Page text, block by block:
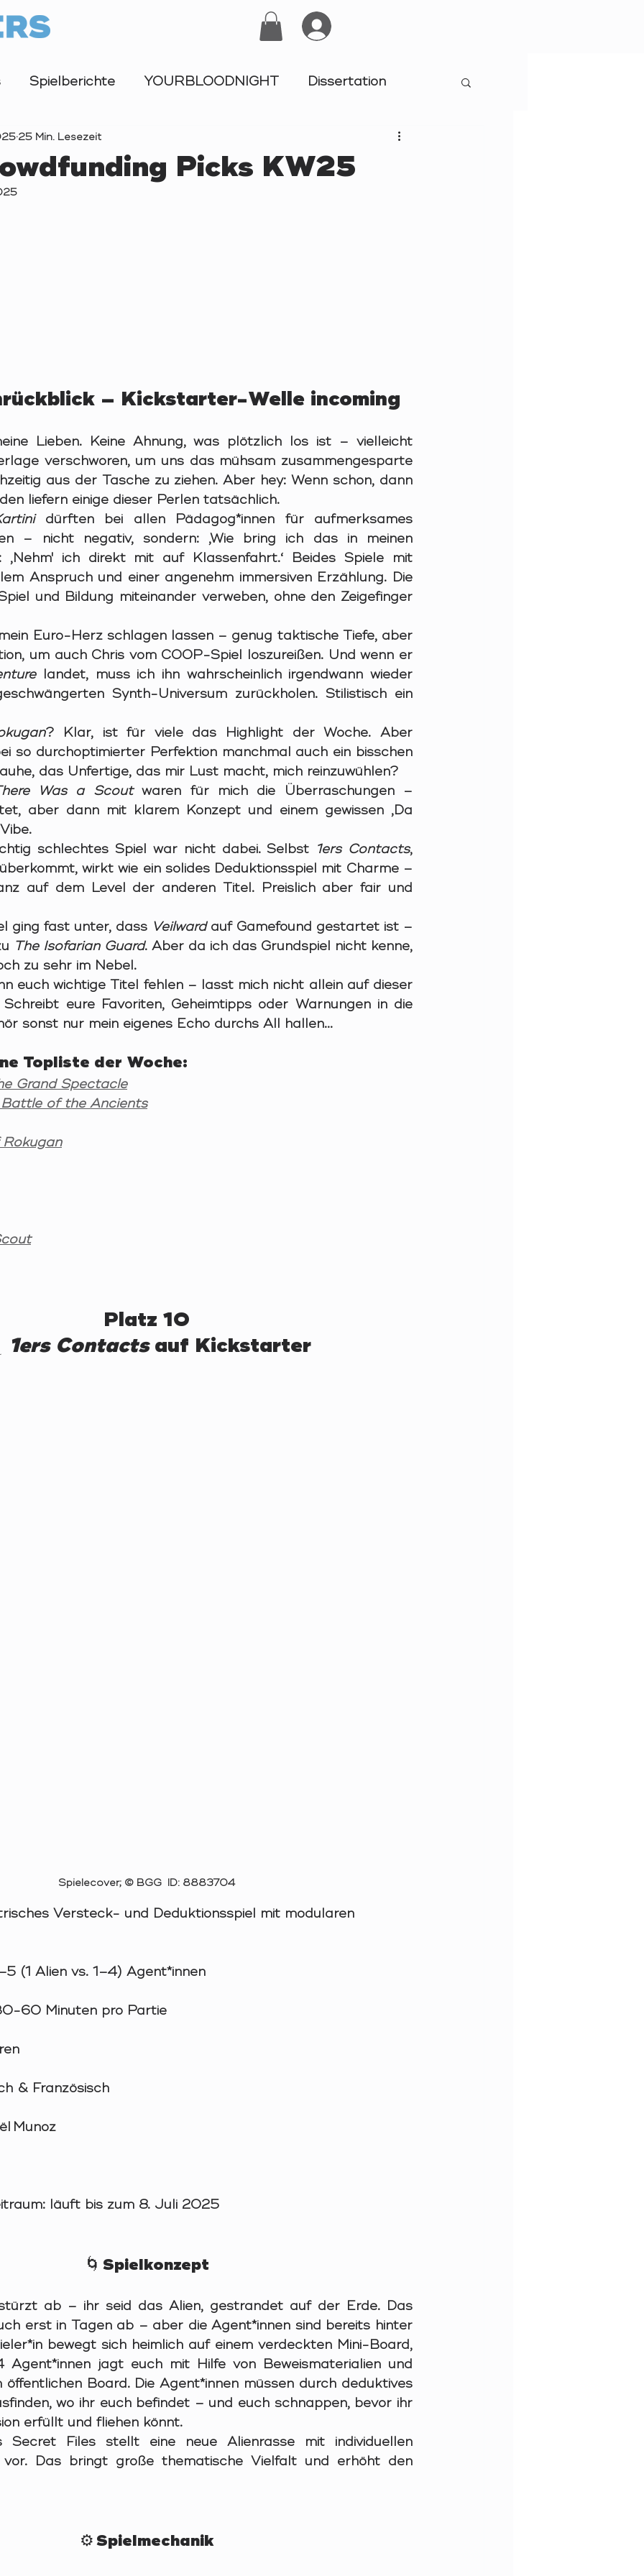
Spielberichte YOURBLOODNIGHT Dissertation
Turnier
Picks KW25
25 Min. Lesezeit
– Kickstarter-Welle incoming
Lieben. Keine Ahnung, was plötzlich los ist – vielleicht
verschworen, um uns das mühsam zusammengesparte
aus der Tasche zu ziehen. Aber hey: Wenn schon, dann
liefern einige dieser Perlen tatsächlich.
dürften bei allen Pädagog*innen für aufmerksames
– nicht negativ, sondern: ‚Wie bring ich das in meinen
‚Nehm' ich direkt mit auf Klassenfahrt.‘ Beides Spiele mit
Anspruch und einer angenehm immersiven Erzählung. Die
und Bildung miteinander verweben, ohne den Zeigefinger
Euro-Herz schlagen lassen – genug taktische Tiefe, aber
um auch Chris vom COOP-Spiel loszureißen. Und wenn er
landet, muss ich ihn wahrscheinlich irgendwann wieder
Synth-Universum zurückholen. Stilistisch ein
? Klar, ist für viele das Highlight der Woche. Aber
so durchoptimierter Perfektion manchmal auch ein bisschen
das Unfertige, das mir Lust macht, mich reinzuwühlen?
Was a Scout waren für mich die Überraschungen –
aber dann mit klarem Konzept und einem gewissen ‚Da
schlechtes Spiel war nicht dabei. Selbst 1ers Contacts,
wirkt wie ein solides Deduktionsspiel mit Charme –
auf dem Level der anderen Titel. Preislich aber fair und
ging fast unter, dass Veilward auf Gamefound gestartet ist –
The Isofarian Guard. Aber da ich das Grundspiel nicht kenne,
zu sehr im Nebel.
euch wichtige Titel fehlen – lasst mich nicht allein auf dieser
Schreibt eure Favoriten, Geheimtipps oder Warnungen in die
sonst nur mein eigenes Echo durchs All hallen...
Topliste der Woche:
Grand Spectacle
of the Ancients
Platz 10
1ers Contacts auf Kickstarter
Spielecover; © BGG  ID: 8883704
Versteck- und Deduktionsspiel mit modularen
(1 Alien vs. 1–4) Agent*innen
60 Minuten pro Partie
& Französisch
Munoz
läuft bis zum 8. Juli 2025
🌀 Spielkonzept
ab – ihr seid das Alien, gestrandet auf der Erde. Das
erst in Tagen ab – aber die Agent*innen sind bereits hinter
bewegt sich heimlich auf einem verdeckten Mini-Board,
Agent*innen jagt euch mit Hilfe von Beweismaterialien und
öffentlichen Board. Die Agent*innen müssen durch deduktives
wo ihr euch befindet – und euch schnappen, bevor ihr
erfüllt und fliehen könnt.
Secret Files stellt eine neue Alienrasse mit individuellen
vor. Das bringt große thematische Vielfalt und erhöht den
⚙️ Spielmechanik